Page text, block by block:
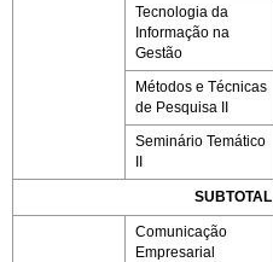
Tecnologia da
Informação na
Gestão
Métodos e Técnicas
de Pesquisa II
Seminário Temático
II
SUBTOTAL
Comunicação
Empresarial